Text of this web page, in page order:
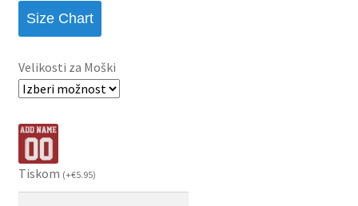
Size Chart
Velikosti za Moški
Tiskom (+€5.95)